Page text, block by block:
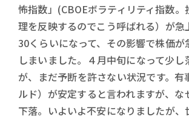
怖指数」(CBOEボラティリティ指数
理を反映するのでこう呼ばれる）が急
30くらいになって、その影響で株価が
しまいました。４月中旬になって少し
が、まだ予断を許さない状況です。有
ルド）が安定すると言われますが、な
下落。いよいよ不安になりましたが、